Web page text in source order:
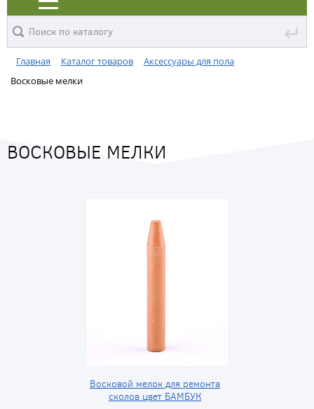
↵
Главная Каталог товаров
Аксессуары для пола
Восковые мелки
ВОСКОВЫЕ МЕЛКИ
Восковой мелок для ремонта
сколов цвет БАМБУК